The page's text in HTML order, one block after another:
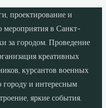
проектирование и
мероприятия в Санкт-
за городом. Проведение
креативных
курсантов военных
и интересным
яркие события.